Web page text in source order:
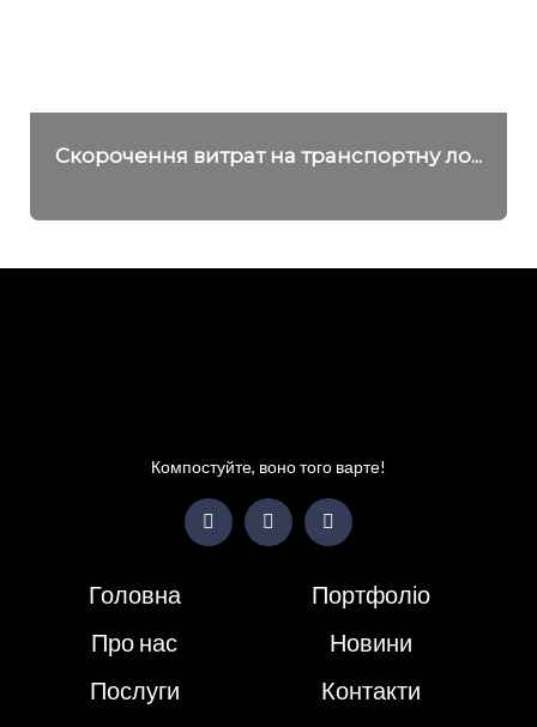
Скорочення витрат на транспортну ло...
Компостуйте, воно того варте!
Головна
Про нас
Послуги
Портфоліо
Новини
Контакти